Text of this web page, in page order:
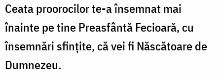
Ceata proorocilor te-a însemnat mai
înainte pe tine Preasfântă Fecioară, cu
însemnări sfinţite, că vei fi Născătoare de
Dumnezeu.